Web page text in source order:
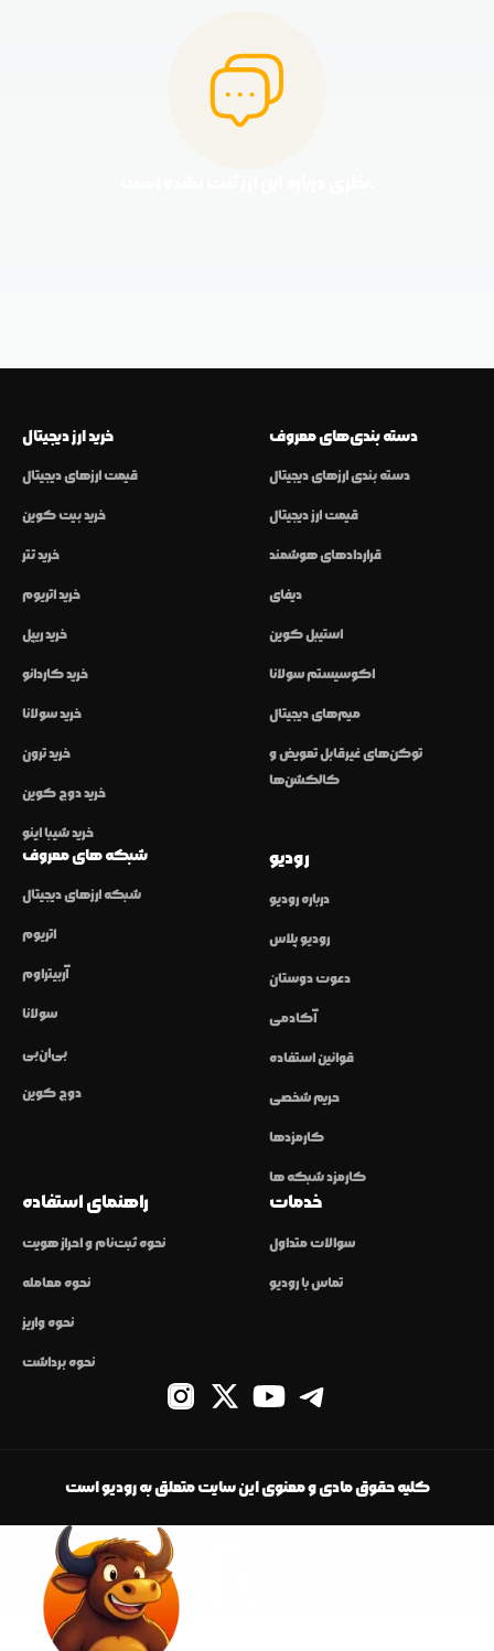
خرید ارز دیجیتال
قیمت ارزهای دیجیتال
خرید بیت کوین
خرید تتر
خرید اتریوم
خرید ریپل
خرید کاردانو
خرید سولانا
خرید ترون
خرید دوج کوین
خرید شیبا اینو
دسته بندی‌های معروف
دسته بندی ارزهای دیجیتال
قیمت ارز دیجیتال
قراردادهای هوشمند
دیفای
استیبل کوین
اکوسیستم سولانا
میم‌های دیجیتال
توکن‌های غیرقابل تعویض و
کالکشن‌ها
شبکه های معروف
شبکه ارزهای دیجیتال
اتریوم
آربیتراوم
سولانا
بی‌ان‌بی
دوج کوین
رودیو
درباره رودیو
رودیو پلاس
دعوت دوستان
آکادمی
قوانین استفاده
حریم شخصی
کارمزدها
کارمزد شبکه ها
راهنمای استفاده
نحوه ثبت‌نام و احراز هویت
نحوه معامله
نحوه واریز
نحوه برداشت
خدمات
سوالات متداول
تماس با رودیو
کلیه حقوق مادی و معنوی این سایت متعلق به رودیو است